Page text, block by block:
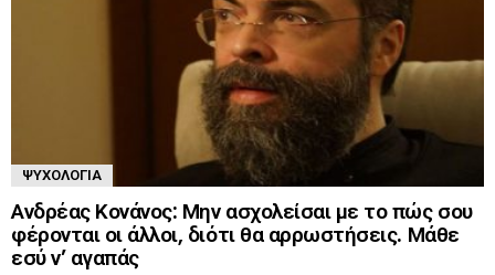
ΨΥΧΟΛΟΓΊΑ
Ανδρέας Κονάνος: Μην ασχολείσαι με το πώς σου
φέρονται οι άλλοι, διότι θα αρρωστήσεις. Μάθε
εσύ ν’ αγαπάς